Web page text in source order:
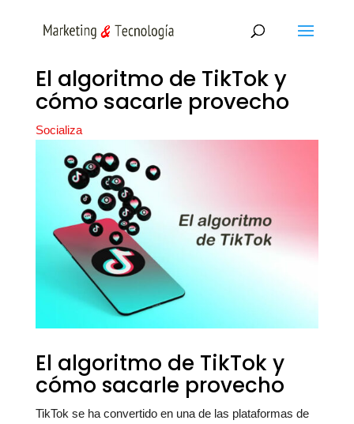
El algoritmo de TikTok y
cómo sacarle provecho
Socializa
El algoritmo de TikTok y
cómo sacarle provecho
TikTok se ha convertido en una de las plataformas de